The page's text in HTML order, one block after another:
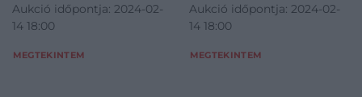
Aukció időpontja: 2024-02-
14 18:00
MEGTEKINTEM
Aukció időpontja: 2024-02-
14 18:00
MEGTEKINTEM